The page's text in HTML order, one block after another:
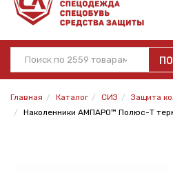
Главная Каталог СИЗ
Защита
Наколенники АМПАРО™ Полюс-Т